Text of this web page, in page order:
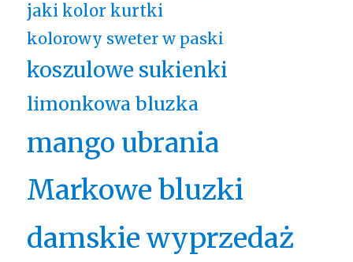
jaki kolor kurtki
kolorowy sweter w paski
koszulowe sukienki
limonkowa bluzka
mango ubrania
Markowe bluzki
damskie wyprzedaż